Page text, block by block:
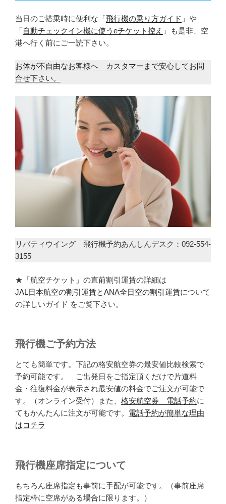
当日のご搭乗時に便利な「飛行機の乗り方ガイド 」や
「自動チェックイン機に使うeチケット控え 」も是非、空
港へ行く前にご一読下さい。
お体が不自由なお客様へ カスタマーまで安心してお問
合せ下さい。
リバティウイング 飛行機予約あんしんデスク：092-554-
3155
★「航空チケット」の直前割引運賃の詳細は
JAL日本航空の割引運賃とANA全日空の割引運賃について
の詳しいガイド をご覧下さい。
飛行機ご予約方法
とても簡単です。下記の格安航空券の最安値比較検索で
予約可能です。 ご出発日をご指定頂くだけで片道料
金・往復料金が表示され最安値の料金でご注文が可能で
す。（オンライン受付）また、 格安航空券 電話予約に
てもかんたんに注文が可能です。 電話予約が簡単な理由
はコチラ
飛行機座席指定について
もちろん座席指定も事前に手配が可能です。（事前座席
指定枠に空席がある場合に限ります。）